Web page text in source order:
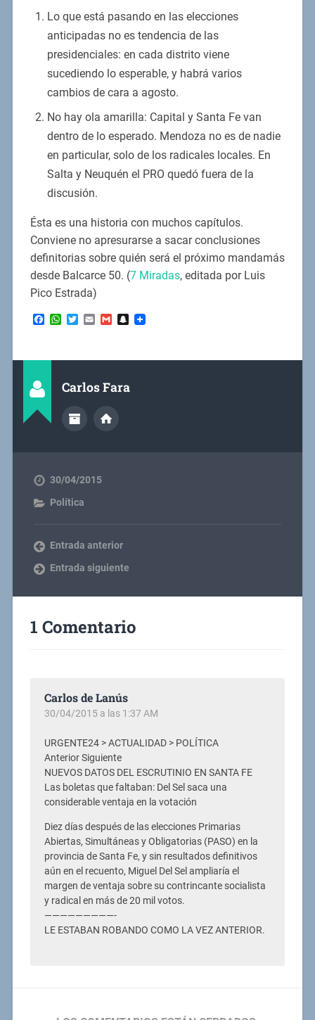
Lo que está pasando en las elecciones
anticipadas no es tendencia de las
presidenciales: en cada distrito viene
sucediendo lo esperable, y habrá varios
cambios de cara a agosto.
No hay ola amarilla: Capital y Santa Fe van
dentro de lo esperado. Mendoza no es de nadie
en particular, solo de los radicales locales. En
Salta y Neuquén el PRO quedó fuera de la
discusión.
Ésta es una historia con muchos capítulos.
Conviene no apresurarse a sacar conclusiones
definitorias sobre quién será el próximo mandamás
desde Balcarce 50. (7 Miradas, editada por Luis
Pico Estrada)
Facebook
WhatsApp
Twitter
EmailGmailSnapchat
Carlos Fara
30/04/2015
Política
Entrada anterior
Entrada siguiente
1 Comentario
Carlos de Lanús
30/04/2015 a las 1:37 AM
URGENTE24 > ACTUALIDAD > POLÍTICA
Anterior Siguiente
NUEVOS DATOS DEL ESCRUTINIO EN SANTA FE
Las boletas que faltaban: Del Sel saca una
considerable ventaja en la votación
Diez días después de las elecciones Primarias
Abiertas, Simultáneas y Obligatorias (PASO) en la
provincia de Santa Fe, y sin resultados definitivos
aún en el recuento, Miguel Del Sel ampliaría el
margen de ventaja sobre su contrincante socialista
y radical en más de 20 mil votos.
—————————-
LE ESTABAN ROBANDO COMO LA VEZ ANTERIOR.